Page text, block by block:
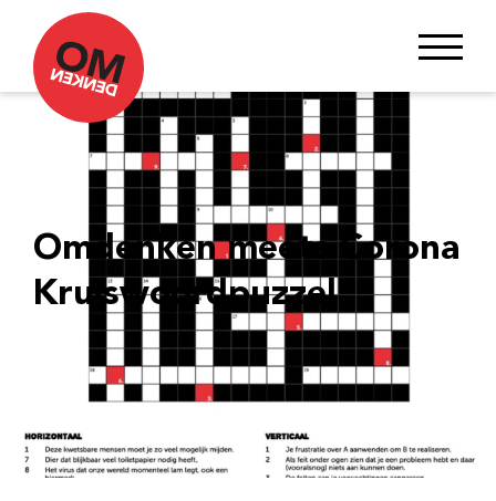
Omdenken meets Corona
Kruiswoordpuzzel